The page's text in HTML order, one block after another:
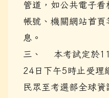
管道，如公共電子
帳號、機關網站首
息。
三、 本考試定於
24日下午5時止受理
民眾至考選部全球資